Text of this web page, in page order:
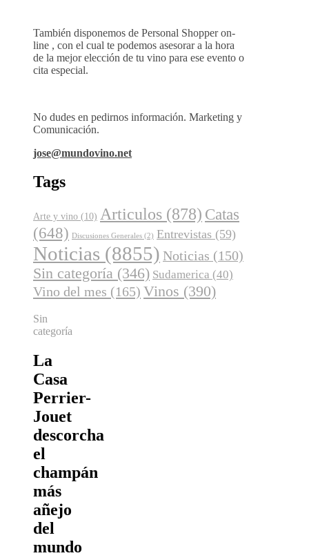
También disponemos de Personal Shopper on-
line , con el cual te podemos asesorar a la hora
de la mejor elección de tu vino para ese evento o
cita especial.
No dudes en pedirnos información. Marketing y
Comunicación.
jose@mundovino.net
Tags
Arte y vino (10) Articulos (878) Catas
(648) Discusiones Generales (2) Entrevistas (59)
Noticias (8855) Noticias (150)
Sin categoría (346) Sudamerica (40)
Vino del mes (165) Vinos (390)
Sin
categoría
La
Casa
Perrier-
Jouet
descorcha
el
champán
más
añejo
del
mundo